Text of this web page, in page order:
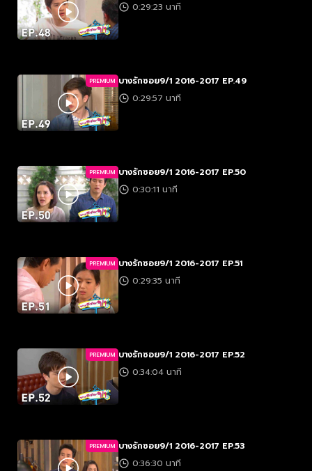
0:29:23 นาที
PREMIUM บางรักซอย9/1 2016-2017 EP.49
0:29:57 นาที
PREMIUM บางรักซอย9/1 2016-2017 EP.50
0:30:11 นาที
PREMIUM บางรักซอย9/1 2016-2017 EP.51
0:29:35 นาที
PREMIUM บางรักซอย9/1 2016-2017 EP.52
0:34:04 นาที
PREMIUM บางรักซอย9/1 2016-2017 EP.53
0:36:30 นาที